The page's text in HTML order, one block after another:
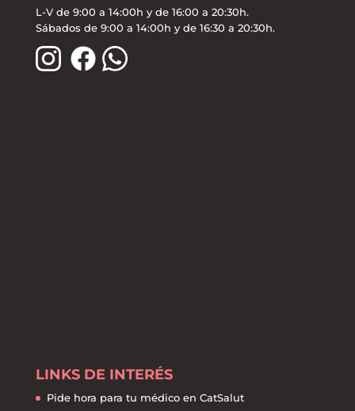
L-V de 9:00 a 14:00h y de 16:00 a 20:30h.
Sábados de 9:00 a 14:00h y de 16:30 a 20:30h.
LINKS DE INTERÉS
Pide hora para tu médico en CatSalut